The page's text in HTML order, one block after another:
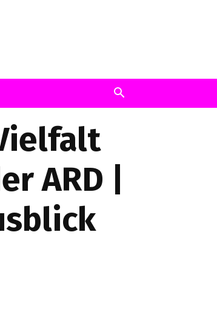
ARD |